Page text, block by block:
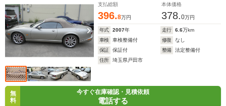
支払総額
396.8万円
本体価格
378.0万円
年式 2007年 走行 6.6万km
車検
車検整備付 修復
なし
保証
保証付 整備
法定整備付
住所
埼玉県戸田市
無
料
今すぐ在庫確認・見積依頼
電話する